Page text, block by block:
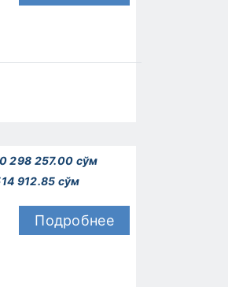
298 257.00 сўм
912.85 сўм
Подробнее